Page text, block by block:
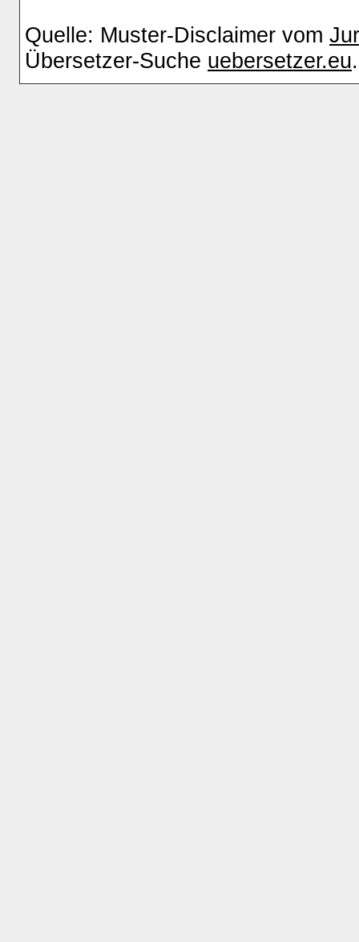
Quelle: Muster-Disclaimer vom
Übersetzer-Suche uebersetzer.eu.